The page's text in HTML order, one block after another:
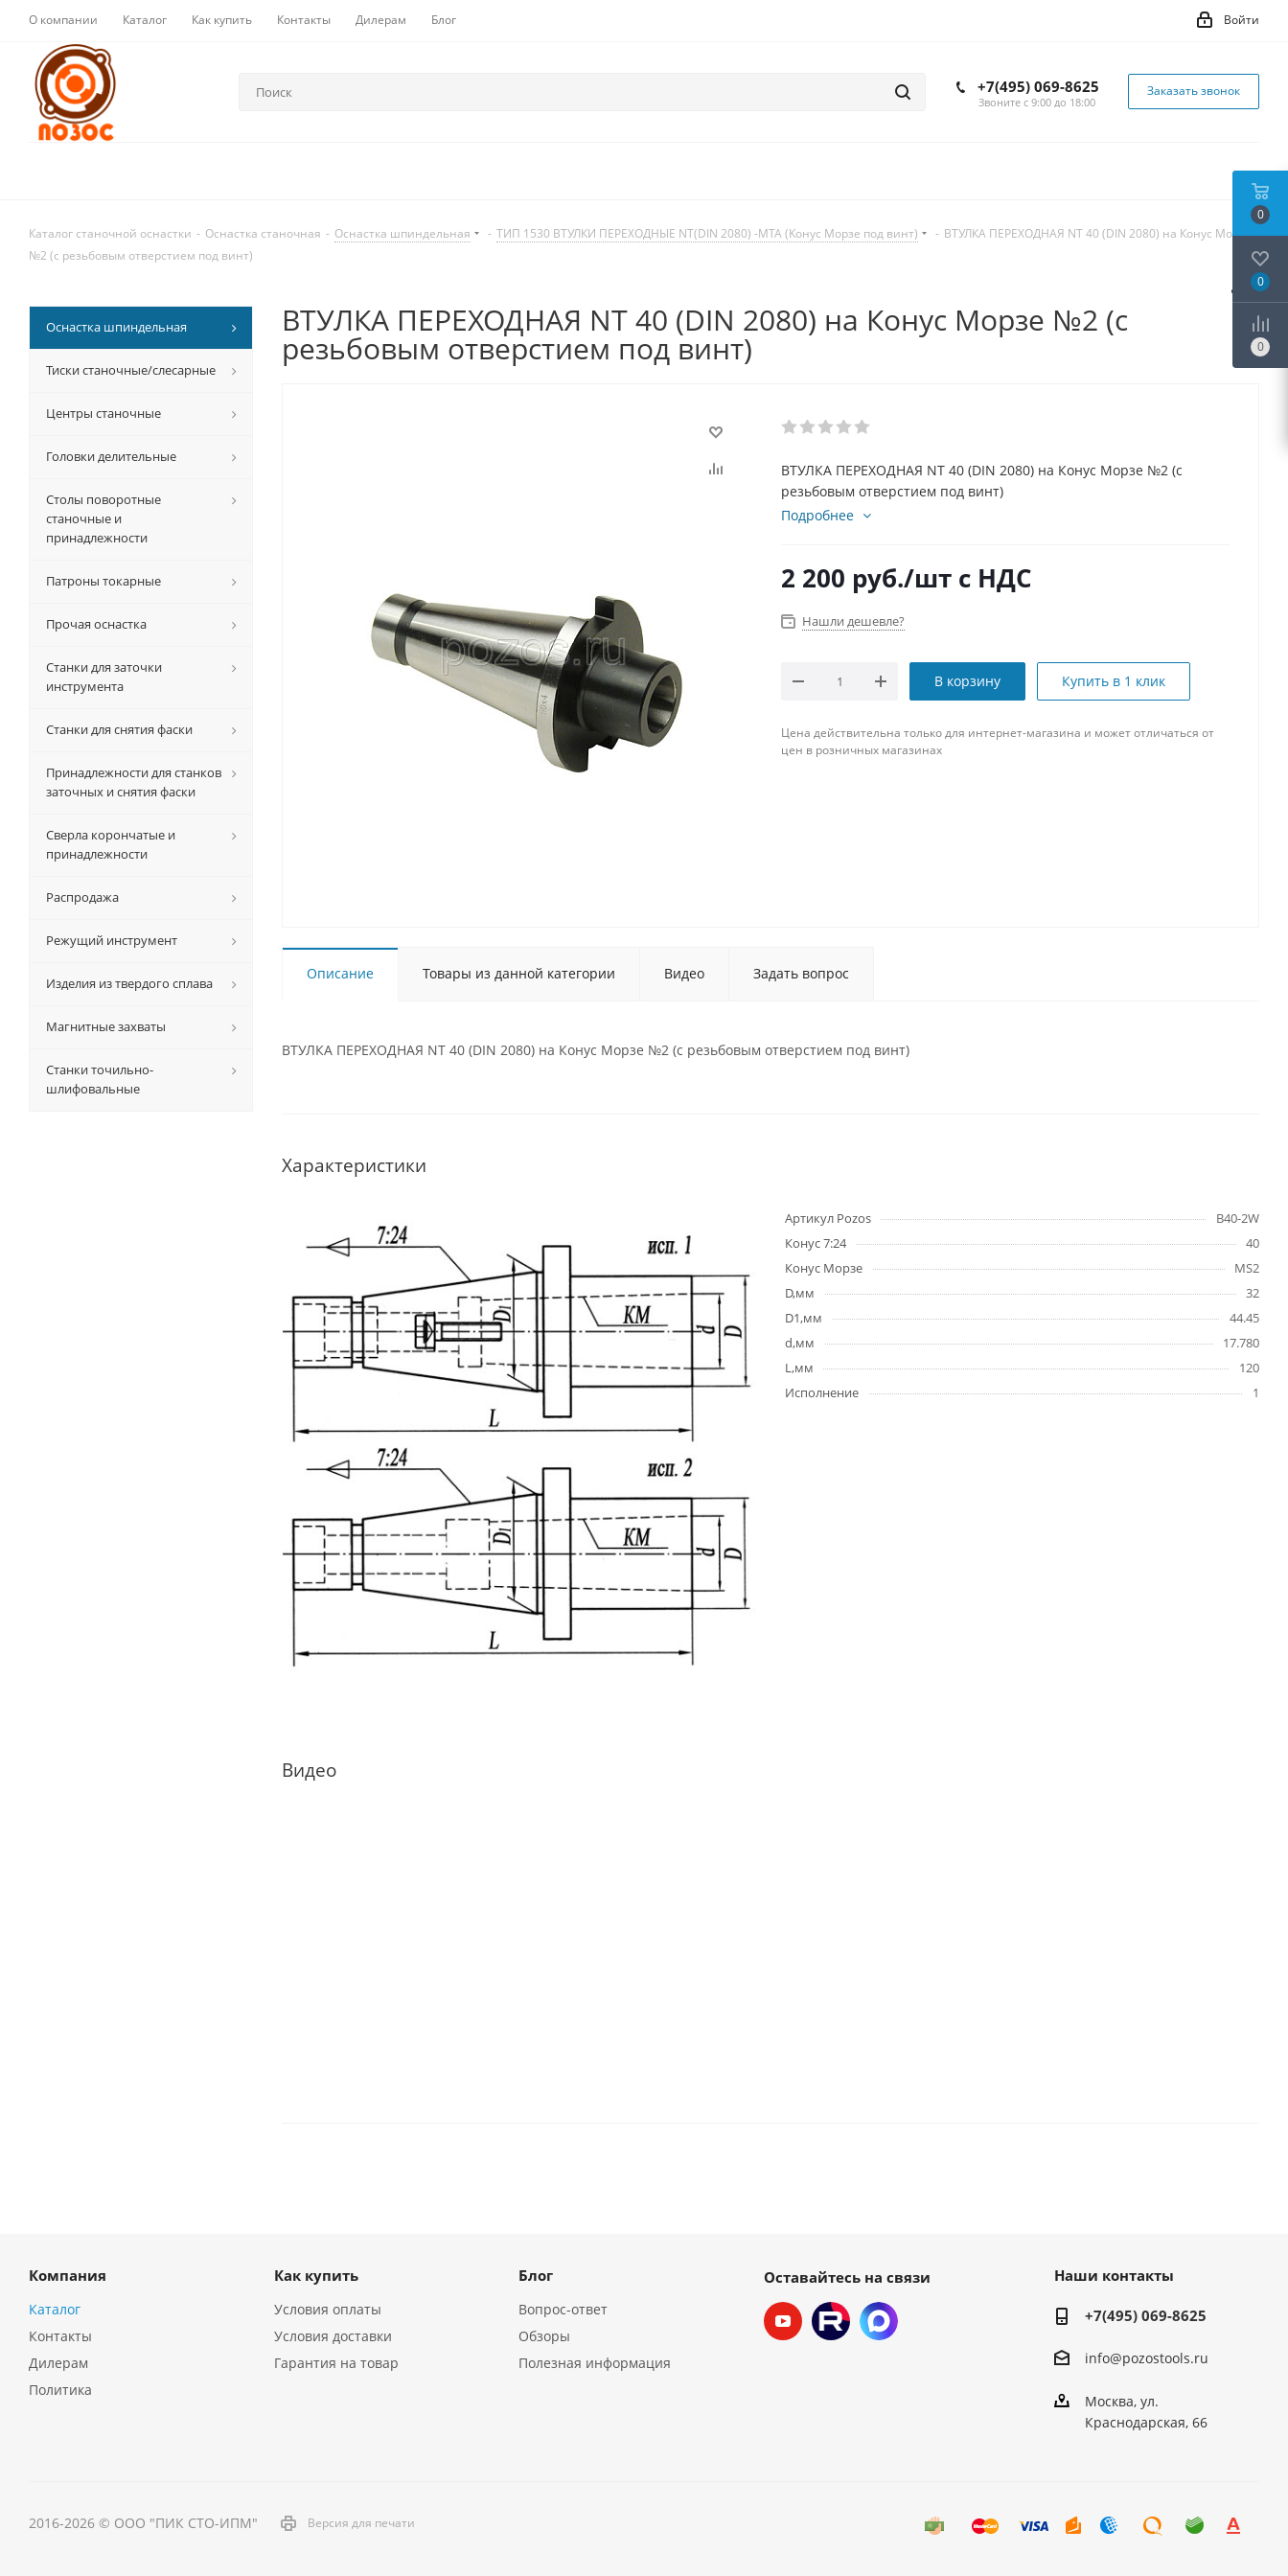
О компании Каталог Как купить Контакты Дилерам Блог Войти
+7(495) 069-8625
Звоните с 9:00 до 18:00
Заказать звонок
Каталог станочной оснастки - Оснастка станочная - Оснастка шпиндельная - ТИП 1530 ВТУЛКИ ПЕРЕХОДНЫЕ NT(DIN 2080) -MTA (Kонус Mорзе под винт) - ВТУЛКА ПЕРЕХОДНАЯ NT 40 (DIN 2080) на Конус Морзе
№2 (с резьбовым отверстием под винт)
ВТУЛКА ПЕРЕХОДНАЯ NT 40 (DIN 2080) на Конус Морзе №2 (с
резьбовым отверстием под винт)
ВТУЛКА ПЕРЕХОДНАЯ NT 40 (DIN 2080) на Конус Морзе №2 (с
резьбовым отверстием под винт)
Подробнее
2 200 руб./шт с НДС
Нашли дешевле?
В корзину Купить в 1 клик
Цена действительна только для интернет-магазина и может отличаться от
цен в розничных магазинах
Описание Товары из данной категории Видео Задать вопрос
ВТУЛКА ПЕРЕХОДНАЯ NT 40 (DIN 2080) на Конус Морзе №2 (с резьбовым отверстием под винт)
Характеристики
Артикул Pozos
B40-2W
Конус 7:24
40
Конус Морзе
MS2
D,мм
32
D1,мм
44.45
d,мм
17.780
L,мм
120
Исполнение
1
Видео
Оснастка шпиндельная
Тиски станочные/слесарные
Центры станочные
Головки делительные
Столы поворотные
станочные и
принадлежности
Патроны токарные
Прочая оснастка
Станки для заточки
инструмента
Станки для снятия фаски
Принадлежности для станков
заточных и снятия фаски
Сверла корончатые и
принадлежности
Распродажа
Режущий инструмент
Изделия из твердого сплава
Магнитные захваты
Станки точильно-
шлифовальные
Компания
Каталог
Контакты
Дилерам
Политика
Как купить
Условия оплаты
Условия доставки
Гарантия на товар
Блог
Вопрос-ответ
Обзоры
Полезная информация
Оставайтесь на связи Наши контакты
+7(495) 069-8625
info@pozostools.ru
Москва, ул.
Краснодарская, 66
2016-2026 © ООО "ПИК СТО-ИПМ" Версия для печати
0
0
0